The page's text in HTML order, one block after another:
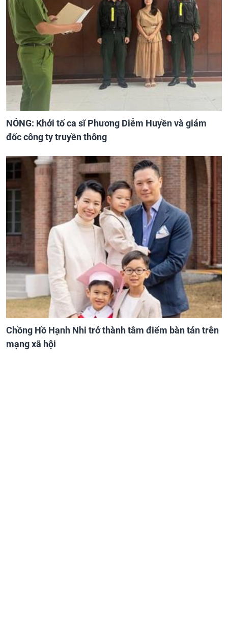
NÓNG: Khởi tố ca sĩ Phương Diễm Huyền và giám
đốc công ty truyền thông
Chồng Hồ Hạnh Nhi trở thành tâm điểm bàn tán trên
mạng xã hội